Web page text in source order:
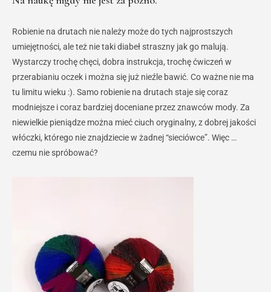
Robienie na drutach nie należy może do tych najprostszych
umiejętności, ale też nie taki diabeł straszny jak go malują.
Wystarczy trochę chęci, dobra instrukcja, trochę ćwiczeń w
przerabianiu oczek i można się już nieźle bawić. Co ważne nie ma
tu limitu wieku :). Samo robienie na drutach staje się coraz
modniejsze i coraz bardziej doceniane przez znawców mody. Za
niewielkie pieniądze można mieć ciuch oryginalny, z dobrej jakości
włóczki, którego nie znajdziecie w żadnej “sieciówce”. Więc …
czemu nie spróbować?